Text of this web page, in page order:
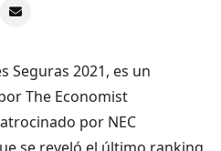
Seguras 2021, es un
The Economist
por NEC